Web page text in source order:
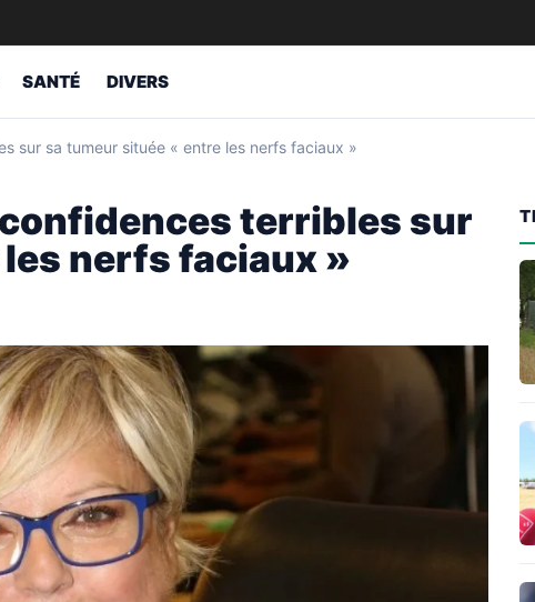
SANTÉ DIVERS
sur sa tumeur située « entre les nerfs faciaux »
terribles sur
nerfs faciaux »